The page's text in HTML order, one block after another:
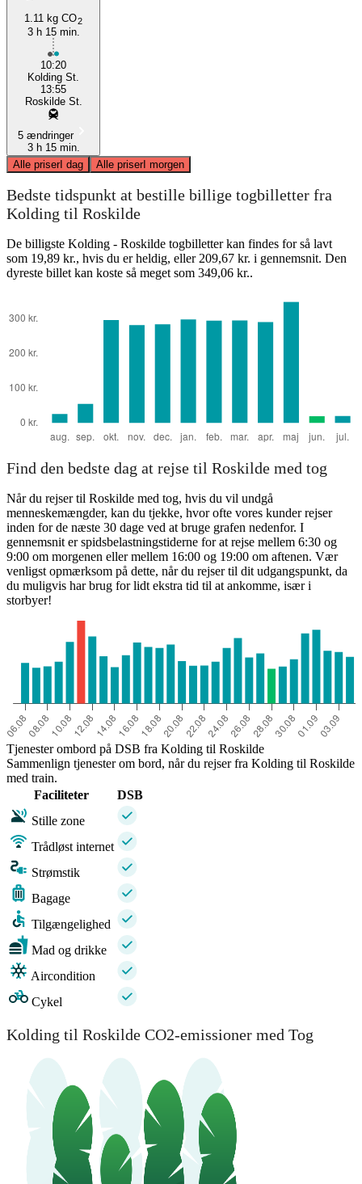
1.11 kg CO2
3 h 15 min.
10:20
Kolding St.
13:55
Roskilde St.
5 ændringer
3 h 15 min.
Alle priserI dag Alle priserI morgen
Bedste tidspunkt at bestille billige togbilletter fra
Kolding til Roskilde
De billigste Kolding - Roskilde togbilletter kan findes for så lavt
som 19,89 kr., hvis du er heldig, eller 209,67 kr. i gennemsnit. Den
dyreste billet kan koste så meget som 349,06 kr..
Find den bedste dag at rejse til Roskilde med tog
Når du rejser til Roskilde med tog, hvis du vil undgå
menneskemængder, kan du tjekke, hvor ofte vores kunder rejser
inden for de næste 30 dage ved at bruge grafen nedenfor. I
gennemsnit er spidsbelastningstiderne for at rejse mellem 6:30 og
9:00 om morgenen eller mellem 16:00 og 19:00 om aftenen. Vær
venligst opmærksom på dette, når du rejser til dit udgangspunkt, da
du muligvis har brug for lidt ekstra tid til at ankomme, især i
storbyer!
Tjenester ombord på DSB fra Kolding til Roskilde
Sammenlign tjenester om bord, når du rejser fra Kolding til Roskilde
med train.
Faciliteter
DSB
Stille zone
Trådløst internet
Strømstik
Bagage
Tilgængelighed
Mad og drikke
Aircondition
Cykel
Kolding til Roskilde CO2-emissioner med Tog